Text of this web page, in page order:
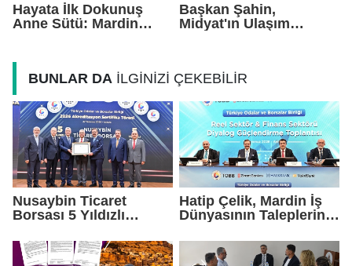
Hayata İlk Dokunuş
Anne Sütü: Mardin
Başkan Şahin,
Midyat'ın Ulaşım
BUNLAR DA İLGİNİZİ ÇEKEBİLİR
Nusaybin Ticaret
Borsası 5 Yıldızlı
Yeniden Aldı
Hatip Çelik, Mardin İş
Dünyasının Taleplerini
Taşıdı